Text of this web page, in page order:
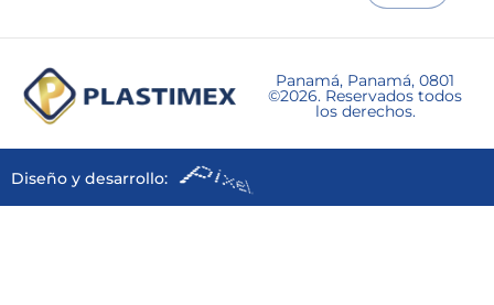
Panamá, Panamá, 0801
©2026. Reservados todos
los derechos.
Diseño y desarrollo: